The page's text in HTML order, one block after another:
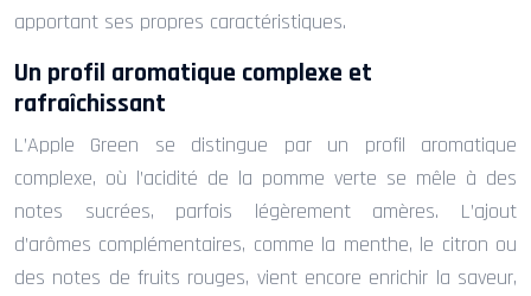
apportant ses propres caractéristiques.
Un profil aromatique complexe et
rafraîchissant
L’Apple Green se distingue par un profil aromatique
complexe, où l’acidité de la pomme verte se mêle à des
notes sucrées, parfois légèrement amères. L’ajout
d’arômes complémentaires, comme la menthe, le citron ou
des notes de fruits rouges, vient encore enrichir la saveur,